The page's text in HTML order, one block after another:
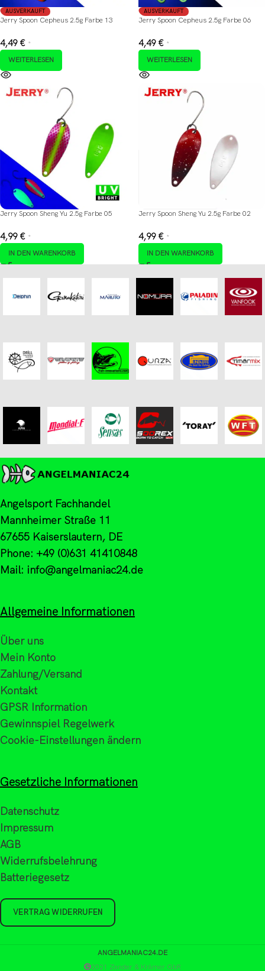
AUSVERKAUFT
Jerry Spoon Cepheus 2.5g Farbe 13
4,49 € *
WEITERLESEN
AUSVERKAUFT
Jerry Spoon Cepheus 2.5g Farbe 06
4,49 € *
WEITERLESEN
Jerry Spoon Sheng Yu 2.5g Farbe 05
4,99 € *
IN DEN WARENKORB
Jerry Spoon Sheng Yu 2.5g Farbe 02
4,99 € *
IN DEN WARENKORB
Angelsport Fachhandel
Mannheimer Straße 11
67655 Kaiserslautern, DE
Phone: +49 (0)631 41410848
Mail: info@angelmaniac24.de
Allgemeine Informationen
Über uns
Mein Konto
Zahlung/Versand
Kontakt
GPSR Information
Gewinnspiel Regelwerk
Cookie-Einstellungen ändern
Gesetzliche Informationen
Datenschutz
Impressum
AGB
Widerrufsbelehrung
Batteriegesetz
VERTRAG WIDERRUFEN
ANGELMANIAC24.DE
2021 Zander & Krämer GbR